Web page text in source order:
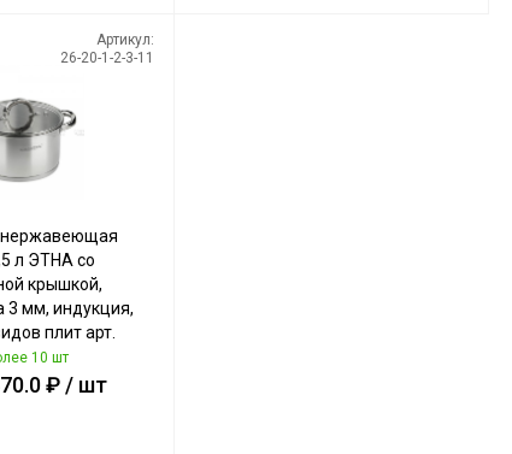
Артикул:
26-20-1-2-3-11
нержавеющая
л ЭТНА со
крышкой,
3 мм, индукция,
плит арт.
[4] КАТУНЬ
10 шт
₽ / шт